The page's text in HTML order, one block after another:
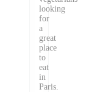
looking
for
a
great
place
to
eat
in
Paris.